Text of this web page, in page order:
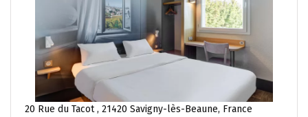
20 Rue du Tacot , 21420 Savigny-lès-Beaune, France